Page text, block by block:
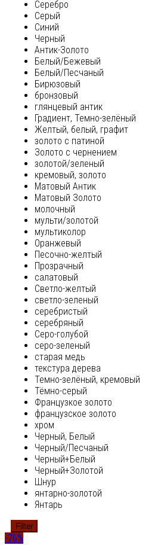
Серебро
Серый
Синий
Черный
Антик-Золото
Белый/Бежевый
Белый/Песчаный
Бирюзовый
бронзовый
глянцевый антик
Градиент, Темно-зелёный
Желтый, белый, графит
золото с патиной
Золото с чернением
золотой/зеленый
кремовый, золото
Матовый Антик
Матовый Золото
молочный
мульти/золотой
мультиколор
Оранжевый
Песочно-желтый
Прозрачный
салатовый
Светло-желтый
светло-зеленый
серебристый
серебряный
Серо-голубой
серо-зеленый
старая медь
текстура дерева
Темно-зелёный, кремовый
Тёмно-серый
Французкое золото
французское золото
хром
Черный, Белый
Черный/Песчаный
Черный+Белый
Черный+Золотой
Шнур
янтарно-золотой
Янтарь
Filter
-76%